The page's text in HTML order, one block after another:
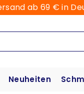
ab 69 € in
Neuheiten